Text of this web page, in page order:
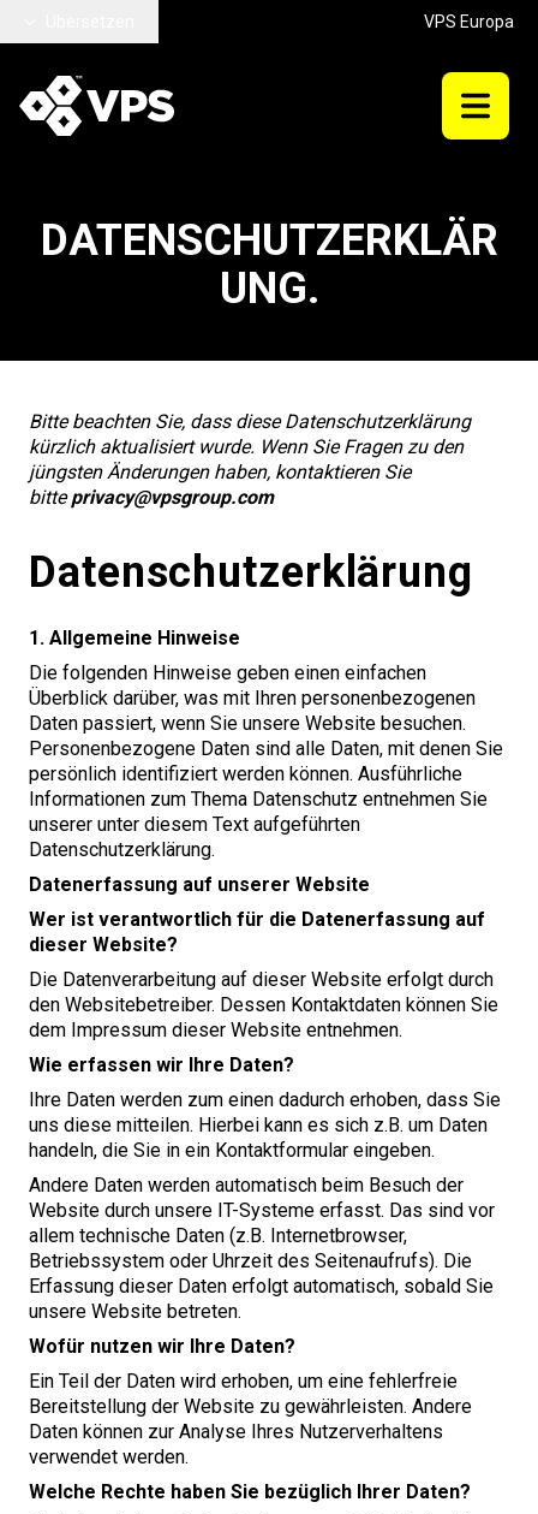
VPS Europa
DATENSCHUTZERKLÄR
UNG.
Bitte beachten Sie, dass diese Datenschutzerklärung
kürzlich aktualisiert wurde. Wenn Sie Fragen zu den
jüngsten Änderungen haben, kontaktieren Sie
bitteprivacy@​vpsgroup.​com
Datenschutzerklärung
1. Allgemeine Hinweise
Die folgenden Hinweise geben einen einfachen
Überblick darüber, was mit Ihren personenbezogenen
Daten passiert, wenn Sie unsere Website besuchen.
Personenbezogene Daten sind alle Daten, mit denen Sie
persönlich identifiziert werden können. Ausführliche
Informationen zum Thema Datenschutz entnehmen Sie
unserer unter diesem Text aufgeführten
Datenschutzerklärung.
Datenerfassung auf unserer Website
Wer ist verantwortlich für die Datenerfassung auf
dieser Website?
Die Datenverarbeitung auf dieser Website erfolgt durch
den Websitebetreiber. Dessen Kontaktdaten können Sie
dem Impressum dieser Website entnehmen.
Wie erfassen wir Ihre Daten?
Ihre Daten werden zum einen dadurch erhoben, dass Sie
uns diese mitteilen. Hierbei kann es sich z.B. um Daten
handeln, die Sie in ein Kontaktformular eingeben.
Andere Daten werden automatisch beim Besuch der
Website durch unsere IT-Systeme erfasst. Das sind vor
allem technische Daten (z.B. Internetbrowser,
Betriebssystem oder Uhrzeit des Seitenaufrufs). Die
Erfassung dieser Daten erfolgt automatisch, sobald Sie
unsere Website betreten.
Wofür nutzen wir Ihre Daten?
Ein Teil der Daten wird erhoben, um eine fehlerfreie
Bereitstellung der Website zu gewährleisten. Andere
Daten können zur Analyse Ihres Nutzerverhaltens
verwendet werden.
Welche Rechte haben Sie bezüglich Ihrer Daten?